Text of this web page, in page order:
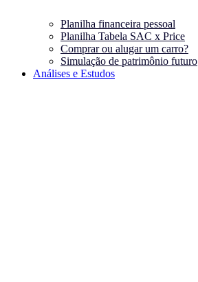
Planilha financeira pessoal
Planilha Tabela SAC x Price
Comprar ou alugar um carro?
Simulação de patrimônio futuro
Análises e Estudos